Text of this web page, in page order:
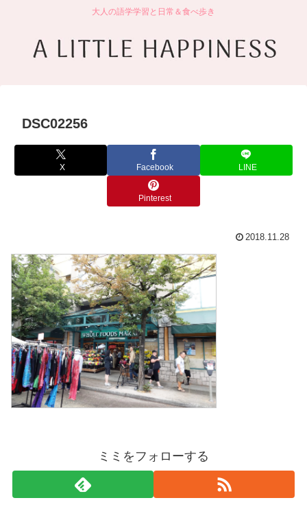
大人の語学学習と日常＆食べ歩き
DSC02256
X Facebook LINE
Pinterest
2018.11.28
ミミをフォローする